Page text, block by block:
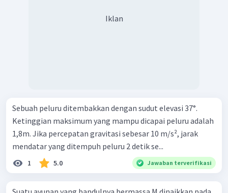
Iklan
Sebuah peluru ditembakkan dengan sudut elevasi 37°.
Ketinggian maksimum yang mampu dicapai peluru adalah
1,8m. Jika percepatan gravitasi sebesar 10 m/s², jarak
mendatar yang ditempuh peluru 2 detik se...
1 5.0 Jawaban terverifikasi